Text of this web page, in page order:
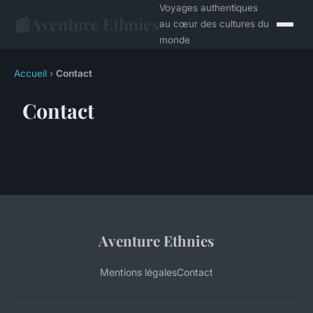
Voyages authentiques
au cœur des cultures du
monde
Accueil › Contact
Contact
Aventure Ethnies
Mentions légalesContact